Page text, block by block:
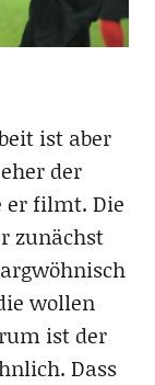
ist aber
der
er filmt. Die
zunächst
wollen
ist der
Dass